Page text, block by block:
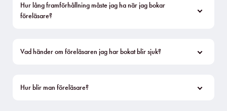
Hur lång framförhållning måste jag ha när jag bokar
föreläsare?
Vad händer om föreläsaren jag har bokat blir sjuk?
Hur blir man föreläsare?